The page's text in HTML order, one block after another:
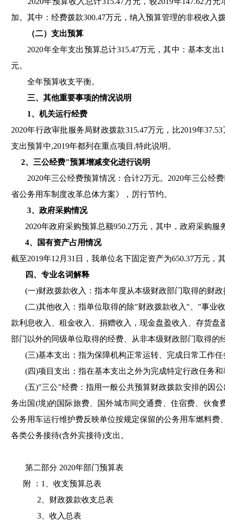
加。 其中：经费拨款300.47万元 ， 纳入预算管理的非税收入
（二）支出预算
2020年全年支出预算总计315.47万元 ，其中：基本支出
元。
全年预算收支平衡。
三、其他重要事项的情况说明
1、机关运行经费
2020年行政审批服务局财政拨款315.47万元 ， 比2019年
支出预算中,2019年都列在重点项目,特此说明 。
2、三公经费"预算增减变化进行说明
2020年三公经费预算情况：合计2万元。 2020年三公经
省公务用车制度改革总体方案》
， 厉行节约。
3、政府采购情况
2020年政府采购预算总额950.2万元 ， 其中 ， 政府采购服
4、国有资产占用情况
截至2019年12月31日
， 我单位名下固定资产为650.37万元 ，
四、专业名词解释
(一)财政拨款收入：指本年度从本级财政部门取得的财政
(二)其他收入：指单位取得的除"财政拨款收入"、"事业
款利息收入、租金收入、捐赠收入 ， 现金盘盈收入、存货盘
部门以外的同级单位取得的经费、从非本级财政部门取得的
(三)基本支出：指为保障机构正常运转、完成日常工作
(四)项目支出：指在基本支出之外为完成特定行政任务
(五)"三公"经费：指用一般公共预算财政拨款安排的因
务出国(境)的国际旅费、国外城市间交通费、住宿费、伙食
公务用车运行维护费反映单位按规定保留的公务用车燃料
各类公务接待(含外宾接待)支出 。
第二部分 2020年部门预算表
附 ：1、收支预算总表
2、财政拨款收支总表
3、收入总表